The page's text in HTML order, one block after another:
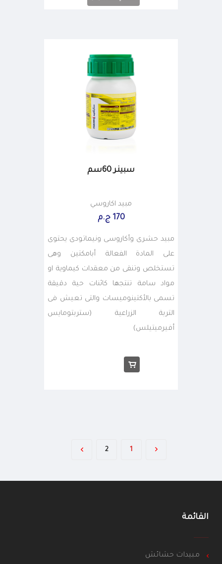
سبينر 60سم
مبيد اكاروسي
170 ج.م
مبيد حشرى وأكاروسى ونيماتودى يحتوى
على المادة الفعالة أبامكتين وهى
تستخلص وتنقى من معقدات كيماوية او
مواد سامة تنتجها كائنات حية دقيقة
تسمى بالأكتينوميسات والتى تعيش فى
التربة الزراعية (ستربتومايس
أفيرميتيلس)
1
2
القائمة
مبيدات حشائش